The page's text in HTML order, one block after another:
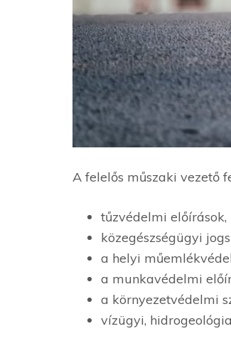
A felelős műszaki vezető
tűzvédelmi előírások,
közegészségügyi
a helyi
a munkavédelmi
a környezetvédelmi
vízügyi,